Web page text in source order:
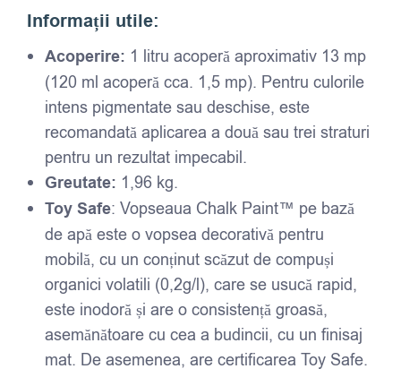
Informații utile:
Acoperire: 1 litru acoperă aproximativ 13 mp
(120 ml acoperă cca. 1,5 mp). Pentru culorile
intens pigmentate sau deschise, este
recomandată aplicarea a două sau trei straturi
pentru un rezultat impecabil.
Greutate: 1,96 kg.
Toy Safe: Vopseaua Chalk Paint™ pe bază
de apă este o vopsea decorativă pentru
mobilă, cu un conținut scăzut de compuși
organici volatili (0,2g/l), care se usucă rapid,
este inodoră și are o consistență groasă,
asemănătoare cu cea a budincii, cu un finisaj
mat. De asemenea, are certificarea Toy Safe.